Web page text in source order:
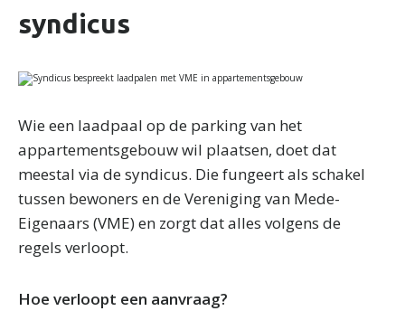
syndicus
Wie een laadpaal op de parking van het
appartementsgebouw wil plaatsen, doet dat
meestal via de syndicus. Die fungeert als schakel
tussen bewoners en de Vereniging van Mede-
Eigenaars (VME) en zorgt dat alles volgens de
regels verloopt.
Hoe verloopt een aanvraag?